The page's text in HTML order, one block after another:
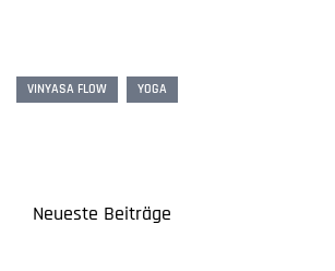
VINYASA FLOW YOGA
Neueste Beiträge